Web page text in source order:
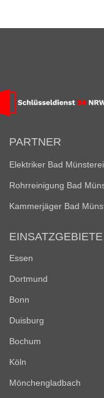
PARTNER
Elektriker Bad
Rohrreinigung Bad
Kammerjäger Bad
EINSATZGEBIETE
Essen
Dortmund
Bonn
Duisburg
Bochum
Köln
Mönchengladbach